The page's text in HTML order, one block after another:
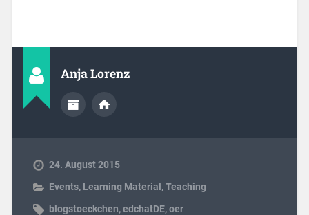
Anja Lorenz
24. August 2015
Events, Learning Material ,Teaching
blogstoeckchen,edchatDE,oer